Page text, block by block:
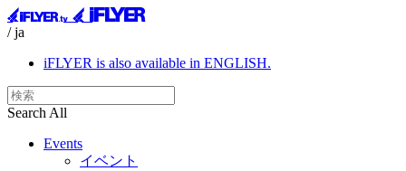
/ ja
iFLYER is also available in ENGLISH.
Search All
Events
イベント